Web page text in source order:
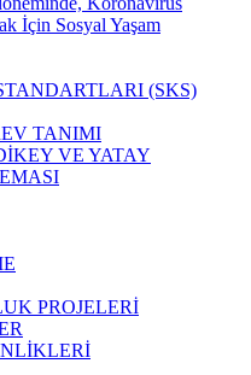
İçin Sosyal Yaşam
(SKS)
TANIMI
VE YATAY
PROJELERİ